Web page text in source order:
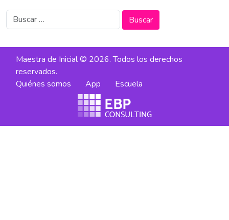
Buscar:
Maestra de Inicial © 2026. Todos los derechos
reservados.
Quiénes somos
App Escuela